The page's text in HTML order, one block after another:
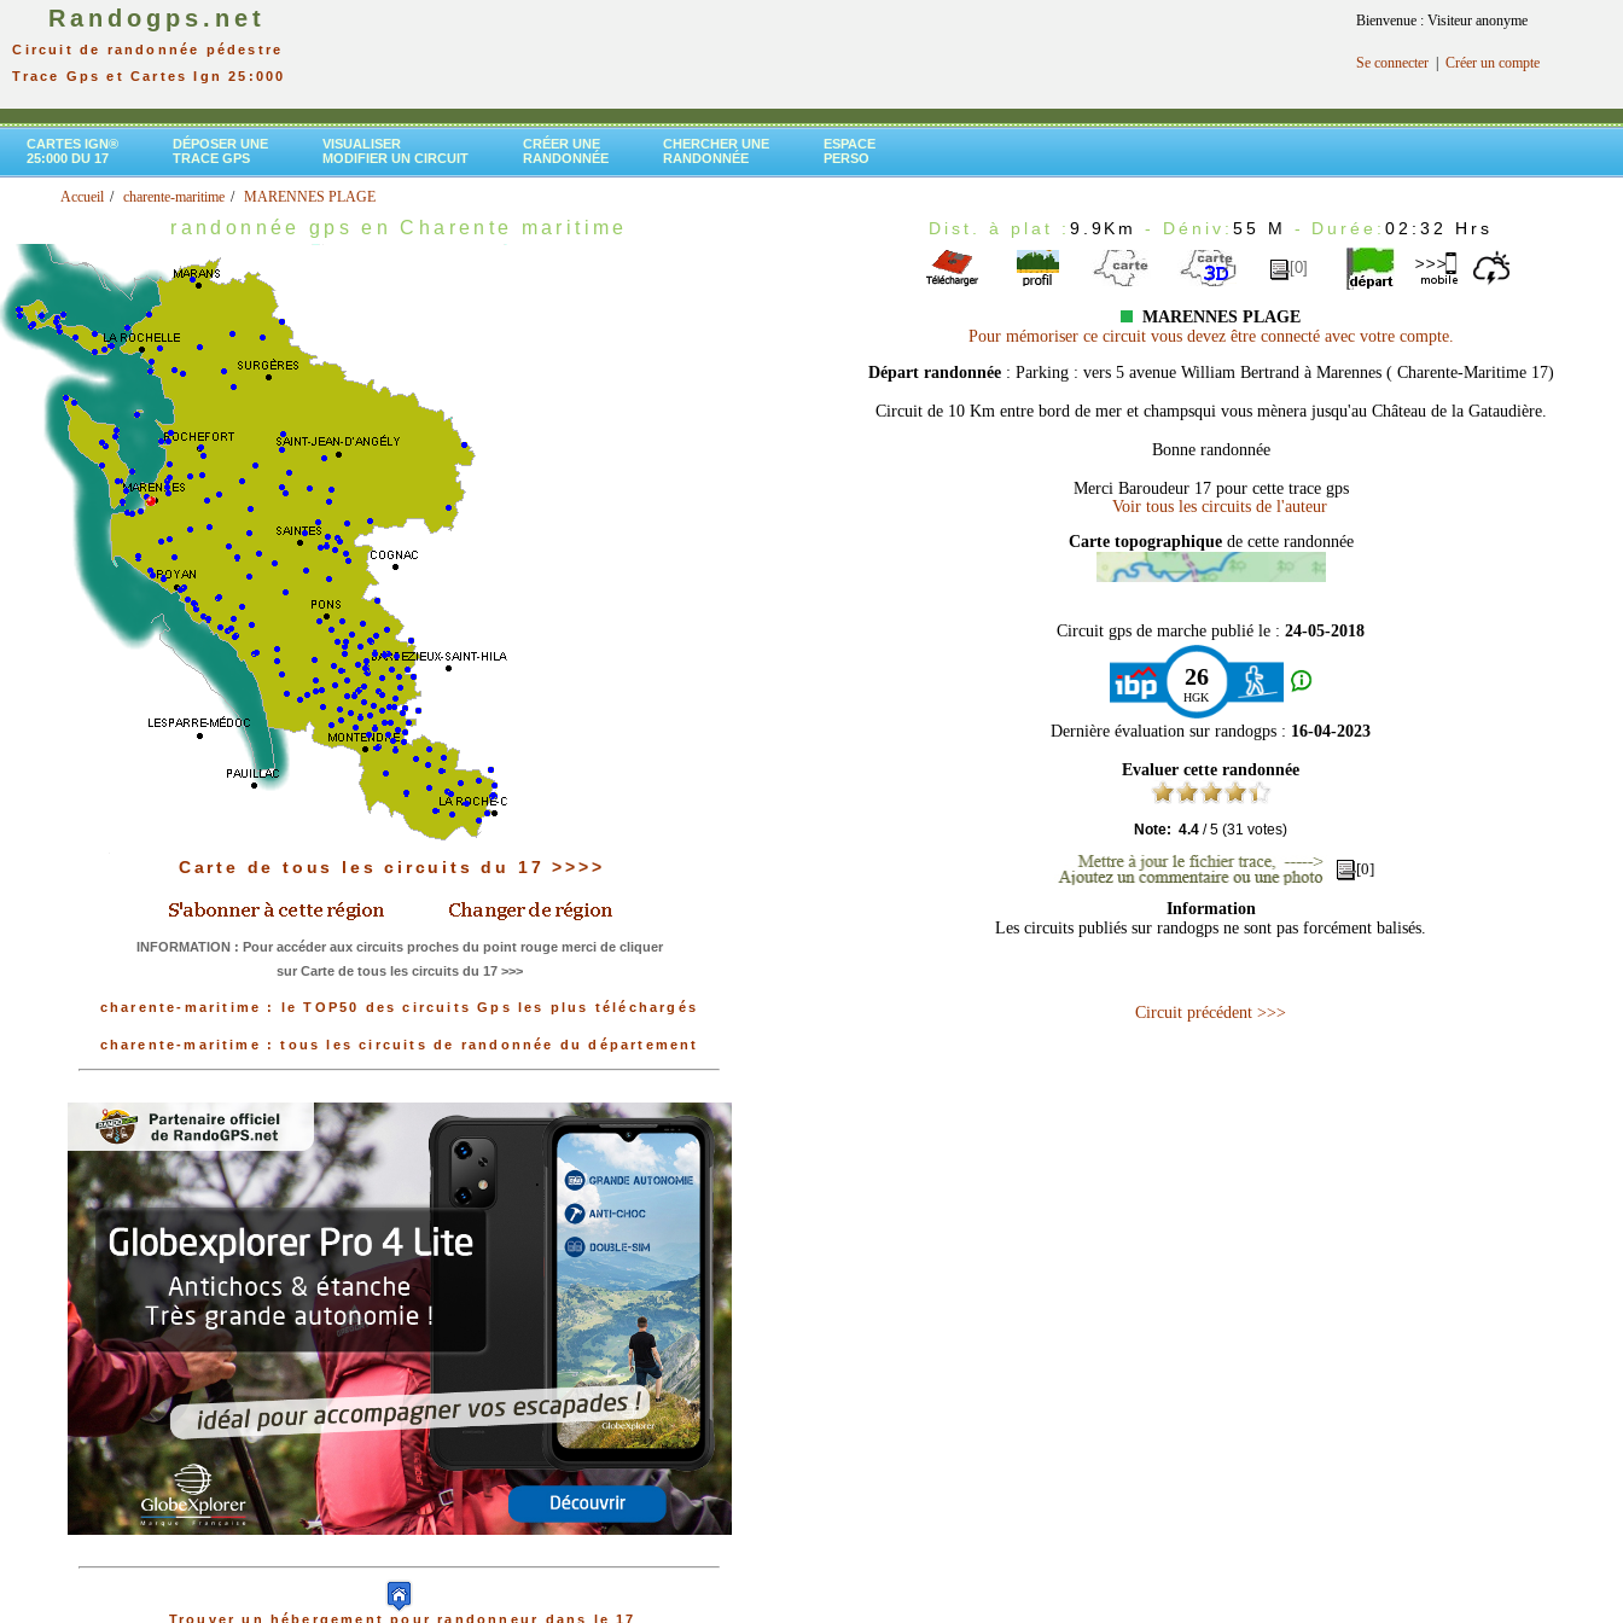
Randogps.net
Circuit de randonnée pédestre
Trace Gps et Cartes Ign 25:000
Bienvenue : Visiteur anonyme
Se connecter Créer un compte
CARTES IGN®
25:000 DU 17
DÉPOSER UNE
TRACE GPS
VISUALISER
MODIFIER UN CIRCUIT
CRÉER UNE
RANDONNÉE
CHERCHER UNE
RANDONNÉE
ESPACE
PERSO
Accueil charente-maritime MARENNES PLAGE
randonnée gps en Charente maritime
Carte de tous les circuits du 17 >>>>
INFORMATION : Pour accéder aux circuits proches du point rouge merci de cliquer
sur Carte de tous les circuits du 17 >>>
charente-maritime : le TOP50 des circuits Gps les plus téléchargés
charente-maritime : tous les circuits de randonnée du département
Trouver un hébergement pour randonneur dans le 17
Dist. à plat : 9.9Km - Déniv: 55 M - Durée:02:32 Hrs
[0]
MARENNES PLAGE
Pour mémoriser ce circuit vous devez être connecté avec votre compte.
Départ randonnée : Parking : vers 5 avenue William Bertrand à Marennes ( Charente-Maritime 17)
Circuit de 10 Km entre bord de mer et champsqui vous mènera jusqu'au Château de la Gataudière.
Bonne randonnée
Merci Baroudeur 17 pour cette trace gps
Carte topographique de cette randonnée
Circuit gps de marche publié le : 24-05-2018
26
HGK
Dernière évaluation sur randogps : 16-04-2023
Evaluer cette randonnée
Note: 4.4 /5 (31 votes)
[0]
Information
Les circuits publiés sur randogps ne sont pas forcément balisés.
Circuit précédent >>>